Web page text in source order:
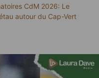
CdM 2026: Le
autour du Cap-Vert